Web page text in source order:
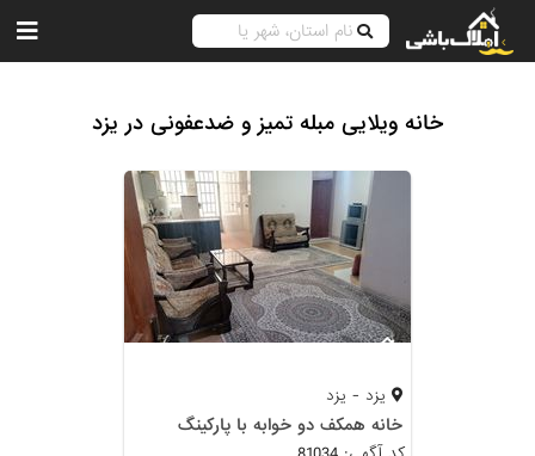
خانه ویلایی مبله تمیز و ضدعفونی در یزد
یزد - یزد
خانه همکف دو خوابه با پارکینگ